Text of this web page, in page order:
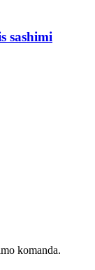
sashimi
komanda.